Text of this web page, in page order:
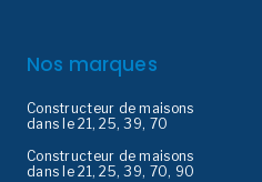
Nos marques
Constructeur de maisons
dans le 21, 25, 39, 70
Constructeur de maisons
dans le 21, 25, 39, 70, 90